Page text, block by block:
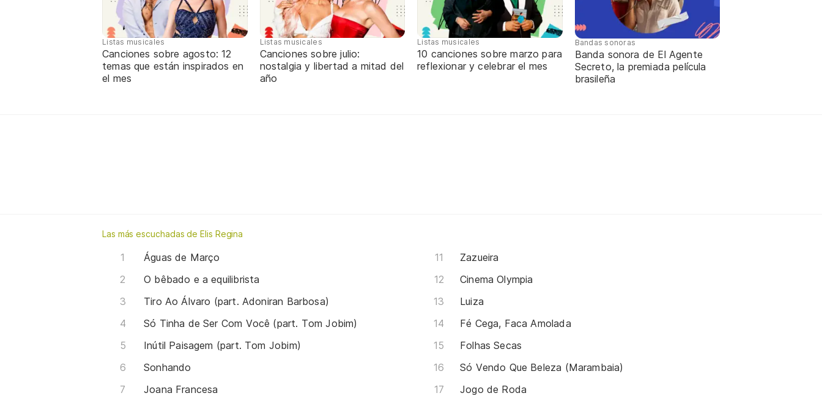
Listas musicales
Canciones sobre agosto: 12
temas que están inspirados en
el mes
Listas musicales
Canciones sobre julio:
nostalgia y libertad a mitad del
año
Listas musicales
10 canciones sobre marzo para
reflexionar y celebrar el mes
Bandas sonoras
Banda sonora de El Agente
Secreto, la premiada película
brasileña
Las más escuchadas de Elis Regina
Águas de Março
O bêbado e a equilibrista
Tiro Ao Álvaro (part. Adoniran Barbosa)
Só Tinha de Ser Com Você (part. Tom Jobim)
Inútil Paisagem (part. Tom Jobim)
Sonhando
Joana Francesa
Zazueira
Cinema Olympia
Luiza
Fé Cega, Faca Amolada
Folhas Secas
Só Vendo Que Beleza (Marambaia)
Jogo de Roda